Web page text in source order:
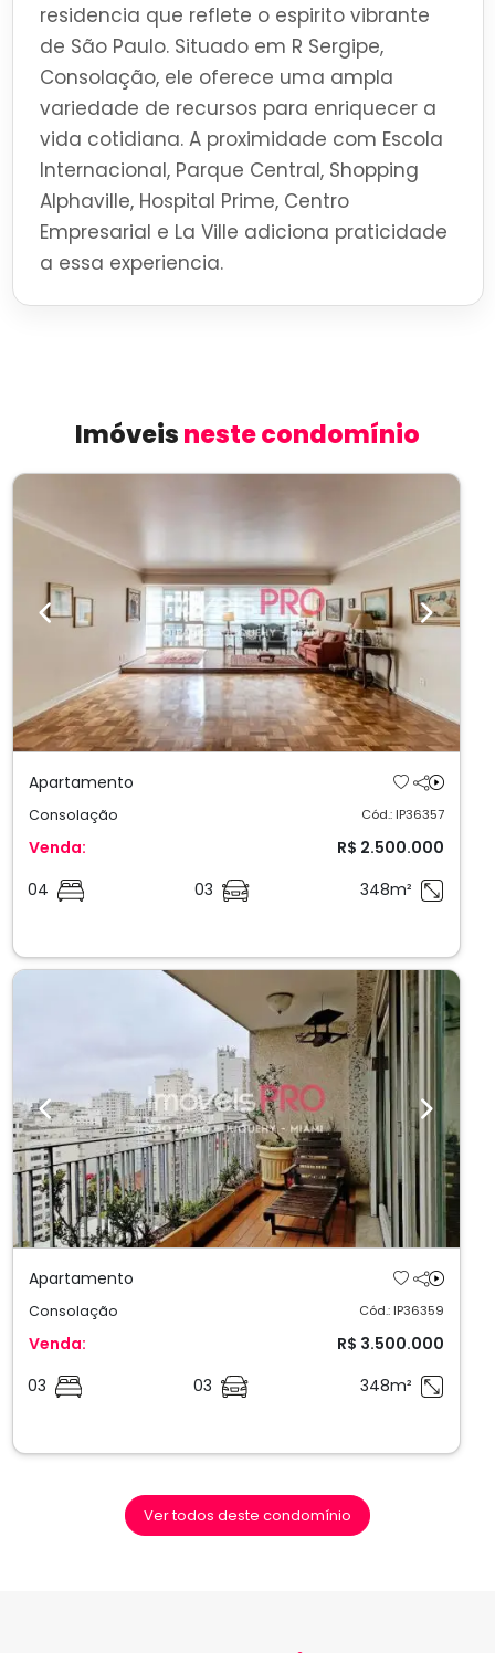
residencia que reflete o espirito vibrante
de São Paulo. Situado em R Sergipe,
Consolação, ele oferece uma ampla
variedade de recursos para enriquecer a
vida cotidiana. A proximidade com Escola
Internacional, Parque Central, Shopping
Alphaville, Hospital Prime, Centro
Empresarial e La Ville adiciona praticidade
a essa experiencia.
Imóveisneste condomínio
Previous Next
Apartamento
Consolação Cód.: IP36357
Venda:
R$ 2.500.000
04
03 348m²
Previous Next
Apartamento
Consolação Cód.: IP36359
Venda:
R$ 3.500.000
03
03 348m²
Ver todos deste condomínio